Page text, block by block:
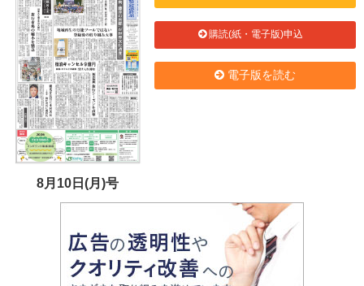
8月10日(月)号
購読(紙・電子版)申込
電子版を読む